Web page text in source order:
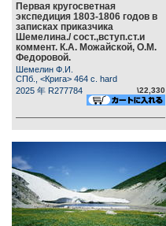
Первая кругосветная
экспедиция 1803-1806 годов в
записках приказчика
Шемелина./ сост.,вступ.ст.и
коммент. К.А. Можайской, О.М.
Федоровой.
Шемелин Ф.И.
СПб., <Крига> 464 c. hard
2025 年 R277784
\22,330